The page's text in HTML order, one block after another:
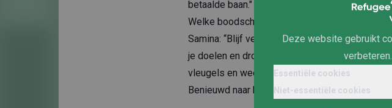
Deze website gebruikt
verbeteren.
Essentiële cookies
Niet-essentiële cookies
betaalde baan."
Welke boodschap wil je meegeven aan de
Samina: “Blijf vertrouwen in jezelf, want
je doelen en dromen te bereiken, hoe groot de
vleugels en wees wie je wilt zijn."
Benieuwd naar het gesprek? Check danhier